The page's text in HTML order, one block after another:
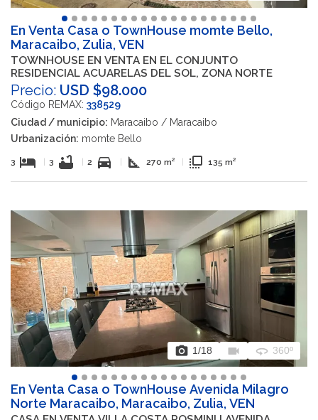
En Venta Casa o TownHouse momte Bello,
Maracaibo, Zulia, VEN
TOWNHOUSE EN VENTA EN EL CONJUNTO
RESIDENCIAL ACUARELAS DEL SOL, ZONA NORTE
Precio: USD $98.000
Código REMAX: 338529
Ciudad / municipio: Maracaibo / Maracaibo
Urbanización: momte Bello
3 hotel 3 bathtub 2 directions_car square_foot 270 m² flip_to_front 135 m²
photo_camera 1/18 videocam 360 360º
En Venta Casa o TownHouse Avenida Milagro
Norte Maracaibo, Maracaibo, Zulia, VEN